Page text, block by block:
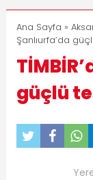
16:00
Ana Sayfa »
Şanlıurfa’da
güçlü